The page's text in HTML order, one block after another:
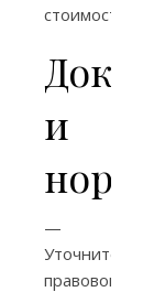
стоимость.
и
—
Уточните
правовой